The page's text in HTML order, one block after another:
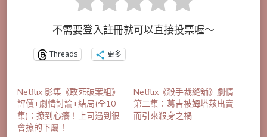
不需要登入註冊就可以直接投票喔～
Threads 更多
Netflix 影集《敢死破案組》
評價+劇情討論+結局(全10
集)：撩到心癢！上司遇到很
會撩的下屬！
Netflix《殺手裁縫舖》劇情
第二集：葛吉被姆塔茲出賣
而引來殺身之禍